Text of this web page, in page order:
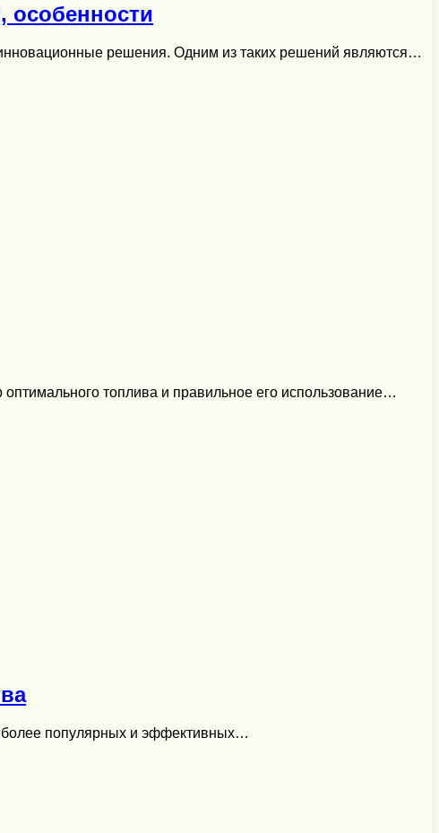
особенности
решения. Одним из таких решений являются…
топлива и правильное его использование…
популярных и эффективных…